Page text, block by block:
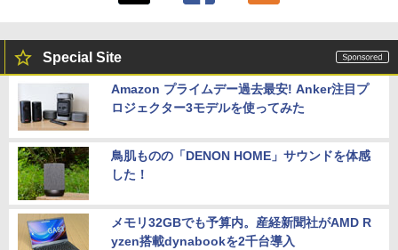
Special Site
Amazon プライムデー過去最安! Anker注目プ
ロジェクター3モデルを使ってみた
鳥肌ものの「DENON HOME」サウンドを体感
した！
メモリ32GBでも予算内。産経新聞社がAMD R
yzen搭載dynabookを2千台導入